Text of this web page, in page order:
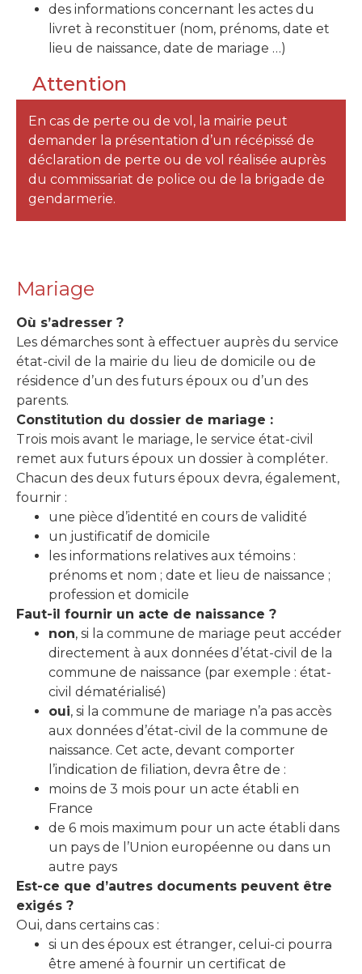
des informations concernant les actes du
livret à reconstituer (nom, prénoms, date et
lieu de naissance, date de mariage …)
Attention
En cas de perte ou de vol, la mairie peut
demander la présentation d’un récépissé de
déclaration de perte ou de vol réalisée auprès
du commissariat de police ou de la brigade de
gendarmerie.
Mariage
Où s’adresser ?
Les démarches sont à effectuer auprès du service
état-civil de la mairie du lieu de domicile ou de
résidence d’un des futurs époux ou d’un des
parents.
Constitution du dossier de mariage :
Trois mois avant le mariage, le service état-civil
remet aux futurs époux un dossier à compléter.
Chacun des deux futurs époux devra, également,
fournir :
une pièce d’identité en cours de validité
un justificatif de domicile
les informations relatives aux témoins :
prénoms et nom ; date et lieu de naissance ;
profession et domicile
Faut-il fournir un acte de naissance ?
non, si la commune de mariage peut accéder
directement à aux données d’état-civil de la
commune de naissance (par exemple : état-
civil dématérialisé)
oui, si la commune de mariage n’a pas accès
aux données d’état-civil de la commune de
naissance. Cet acte, devant comporter
l’indication de filiation, devra être de :
moins de 3 mois pour un acte établi en
France
de 6 mois maximum pour un acte établi dans
un pays de l’Union européenne ou dans un
autre pays
Est-ce que d’autres documents peuvent être
exigés ?
Oui, dans certains cas :
si un des époux est étranger, celui-ci pourra
être amené à fournir un certificat de